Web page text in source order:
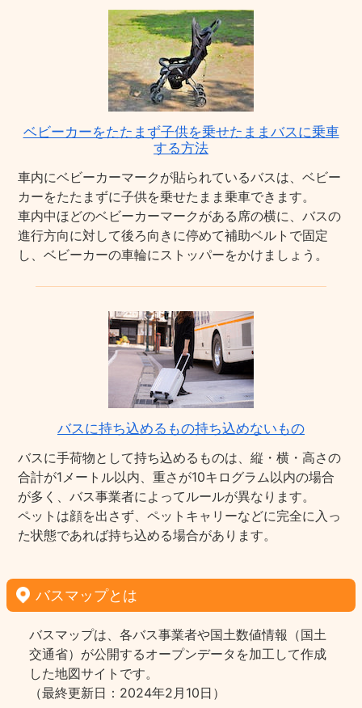
ベビーカーをたたまず子供を乗せたままバスに乗車
する方法
車内にベビーカーマークが貼られているバスは、ベビー
カーをたたまずに子供を乗せたまま乗車できます。
車内中ほどのベビーカーマークがある席の横に、バスの
進行方向に対して後ろ向きに停めて補助ベルトで固定
し、ベビーカーの車輪にストッパーをかけましょう。
バスに持ち込めるもの持ち込めないもの
バスに手荷物として持ち込めるものは、縦・横・高さの
合計が1メートル以内、重さが10キログラム以内の場合
が多く、バス事業者によってルールが異なります。
ペットは顔を出さず、ペットキャリーなどに完全に入っ
た状態であれば持ち込める場合があります。
バスマップとは
バスマップは、各バス事業者や国土数値情報（国土
交通省）が公開するオープンデータを加工して作成
した地図サイトです。
（最終更新日：2024年2月10日）